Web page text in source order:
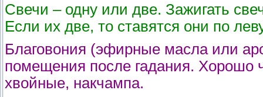
Свечи – одну или две. Зажигать
Если их две, то ставятся они по
Благовония (эфирные масла или
помещения после гадания. Хорошо
хвойные, накчампа.